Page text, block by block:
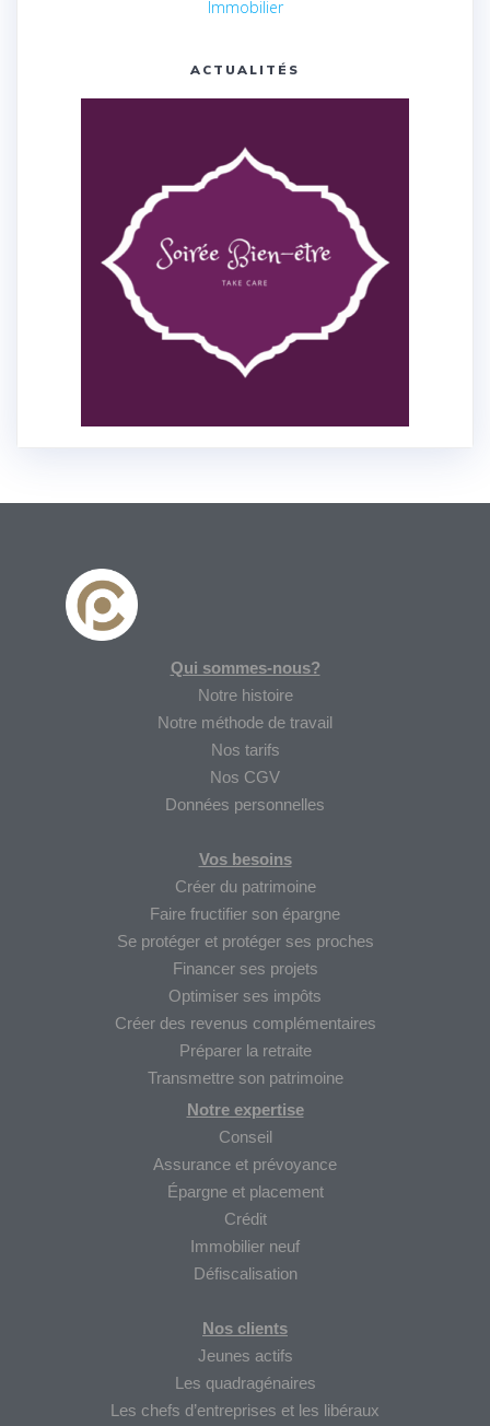
Immobilier
ACTUALITÉS
Qui sommes-nous?
Notre histoire
Notre méthode de travail
Nos tarifs
Nos CGV
Données personnelles
Vos besoins
Créer du patrimoine
Faire fructifier son épargne
Se protéger et protéger ses proches
Financer ses projets
Optimiser ses impôts
Créer des revenus complémentaires
Préparer la retraite
Transmettre son patrimoine
Notre expertise
Conseil
Assurance et prévoyance
Épargne et placement
Crédit
Immobilier neuf
Défiscalisation
Nos clients
Jeunes actifs
Les quadragénaires
Les chefs d’entreprises et les libéraux